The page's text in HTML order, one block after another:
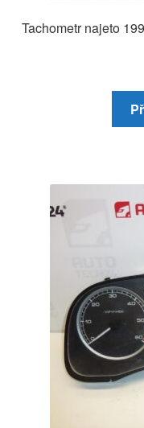
Tachometr najeto